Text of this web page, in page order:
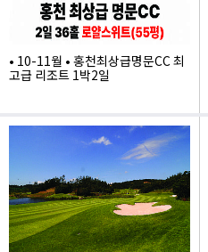
• 10-11월 • 홍천최상급명문CC 최
고급 리조트 1박2일
740,000